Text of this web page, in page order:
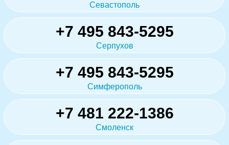
Севастополь
+7 495 843-5295
Серпухов
+7 495 843-5295
Симферополь
+7 481 222-1386
Смоленск